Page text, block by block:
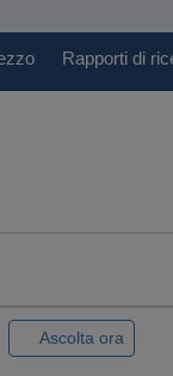
Rapporti di
Ascolta ora